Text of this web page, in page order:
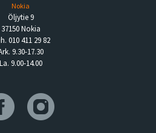
Nokia
Öljytie 9
37150 Nokia
010 411 29 82
9.30-17.30
La. 9.00-14.00